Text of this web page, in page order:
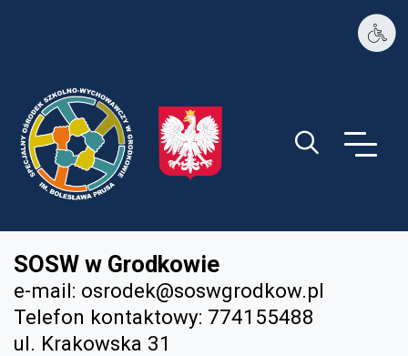
PSP1 w Ozimku
SOSW w Grodkowie
e-mail: osrodek@soswgrodkow.pl
Telefon kontaktowy: 774155488
ul. Krakowska 31